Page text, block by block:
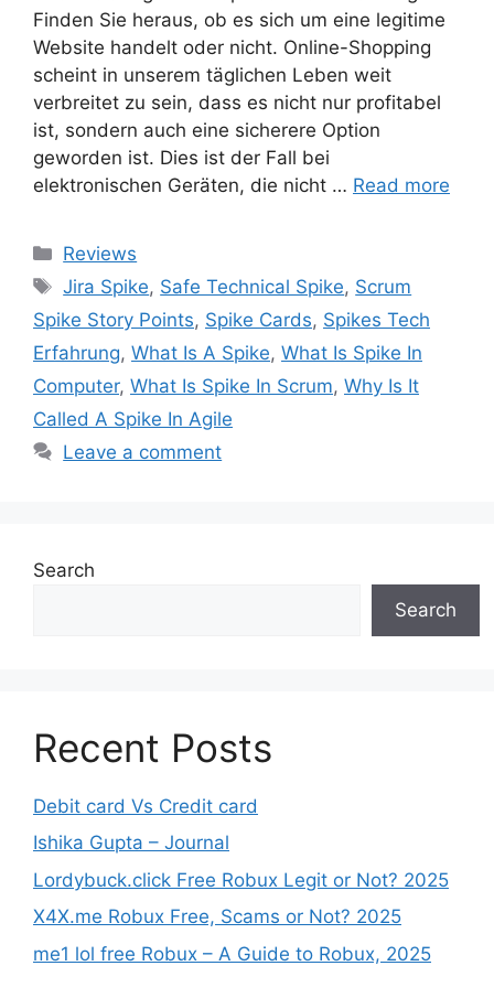
Finden Sie heraus, ob es sich um eine legitime
Website handelt oder nicht. Online-Shopping
scheint in unserem täglichen Leben weit
verbreitet zu sein, dass es nicht nur profitabel
ist, sondern auch eine sicherere Option
geworden ist. Dies ist der Fall bei
elektronischen Geräten, die nicht … Read more
Categories
Reviews
Tags
Jira Spike, Safe Technical Spike, Scrum
Spike Story Points, Spike Cards, Spikes Tech
Erfahrung, What Is A Spike, What Is Spike In
Computer, What Is Spike In Scrum, Why Is It
Called A Spike In Agile
Leave a comment
Search
Search
Recent Posts
Debit card Vs Credit card
Ishika Gupta – Journal
Lordybuck.click Free Robux Legit or Not? 2025
X4X.me Robux Free, Scams or Not? 2025
me1 lol free Robux – A Guide to Robux, 2025